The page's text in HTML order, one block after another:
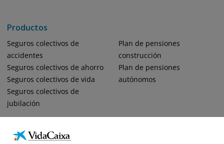
Productos
Seguros colectivos de
accidentes
Seguros colectivos de ahorro
Seguros colectivos de vida
Seguros colectivos de
jubilación
Plan de pensiones
construcción
Plan de pensiones
autónomos